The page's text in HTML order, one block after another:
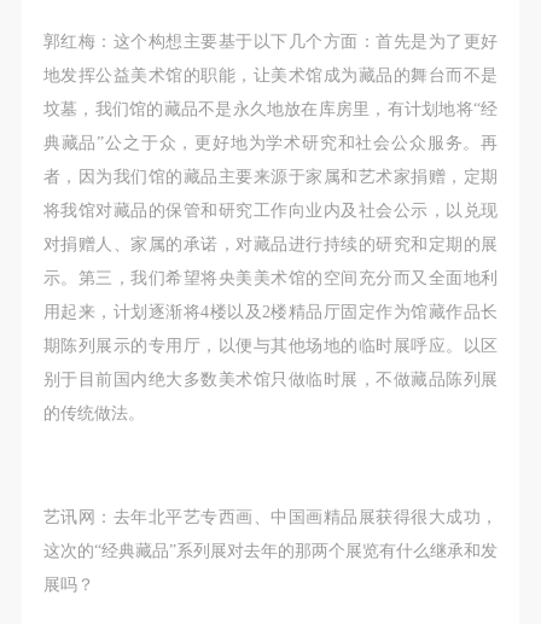
郭红梅：这个构想主要基于以下几个方面：首先是为了更好
地发挥公益美术馆的职能，让美术馆成为藏品的舞台而不是
坟墓，我们馆的藏品不是永久地放在库房里，有计划地将“经
典藏品”公之于众，更好地为学术研究和社会公众服务。再
者，因为我们馆的藏品主要来源于家属和艺术家捐赠，定期
将我馆对藏品的保管和研究工作向业内及社会公示，以兑现
对捐赠人、家属的承诺，对藏品进行持续的研究和定期的展
示。第三，我们希望将央美美术馆的空间充分而又全面地利
用起来，计划逐渐将4楼以及2楼精品厅固定作为馆藏作品长
期陈列展示的专用厅，以便与其他场地的临时展呼应。以区
别于目前国内绝大多数美术馆只做临时展，不做藏品陈列展
的传统做法。
艺讯网：去年北平艺专西画、中国画精品展获得很大成功，
这次的“经典藏品”系列展对去年的那两个展览有什么继承和发
展吗？
能力的人，18周岁以上）未成年人必须在成年人的陪
同下参观。
第四条
参加活动者在此次活动期间的人身安全责任自负。鼓
励参加者自行购买人身安全保险。活动中一旦出现事
故，活动中任何非事故当事人及美术馆将不承担人身
事故的任何责任，但有互相援助的义务。参加活动的
成员应当积极主动的组织实施救援工作，但对事故本
身不承担任何法律责任和经济责任。参加本次活动者
的人身安全不负有民事及相关连带责任。
第五条
参加活动者在此次活动期间应主动遵守美术馆活动秩
地、空间、艺术品、衍生品等受到不同程度的损失、
破坏。活动中任何非事故当事人及美术馆将不承担相
应的责任与损失，应由参与活动者根据相应的法律条
能力的人，18周岁以上）未成年人必须在成年人的陪
同下参观。
第四条
参加活动者在此次活动期间的人身安全责任自负。鼓
励参加者自行购买人身安全保险。活动中一旦出现事
故，活动中任何非事故当事人及美术馆将不承担人身
事故的任何责任，但有互相援助的义务。参加活动的
成员应当积极主动的组织实施救援工作，但对事故本
身不承担任何法律责任和经济责任。参加本次活动者
的人身安全不负有民事及相关连带责任。
第五条
参加活动者在此次活动期间应主动遵守美术馆活动秩
地、空间、艺术品、衍生品等受到不同程度的损失、
破坏。活动中任何非事故当事人及美术馆将不承担相
应的责任与损失，应由参与活动者根据相应的法律条
能力的人，18周岁以上）未成年人必须在成年人的陪
同下参观。
第四条
参加活动者在此次活动期间的人身安全责任自负。鼓
励参加者自行购买人身安全保险。活动中一旦出现事
故，活动中任何非事故当事人及美术馆将不承担人身
事故的任何责任，但有互相援助的义务。参加活动的
成员应当积极主动的组织实施救援工作，但对事故本
身不承担任何法律责任和经济责任。参加本次活动者
的人身安全不负有民事及相关连带责任。
第五条
参加活动者在此次活动期间应主动遵守美术馆活动秩
地、空间、艺术品、衍生品等受到不同程度的损失、
破坏。活动中任何非事故当事人及美术馆将不承担相
应的责任与损失，应由参与活动者根据相应的法律条